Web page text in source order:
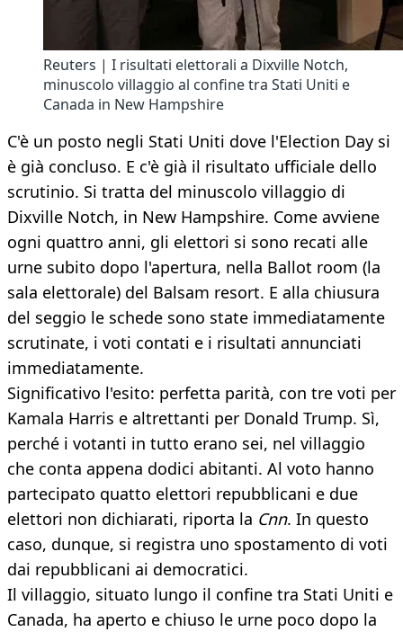
Reuters | I risultati elettorali a Dixville Notch,
minuscolo villaggio al confine tra Stati Uniti e
Canada in New Hampshire
C'è un posto negli Stati Uniti dove l'Election Day si
è già concluso. E c'è già il risultato ufficiale dello
scrutinio. Si tratta del minuscolo villaggio di
Dixville Notch, in New Hampshire. Come avviene
ogni quattro anni, gli elettori si sono recati alle
urne subito dopo l'apertura, nella Ballot room (la
sala elettorale) del Balsam resort. E alla chiusura
del seggio le schede sono state immediatamente
scrutinate, i voti contati e i risultati annunciati
immediatamente.
Significativo l'esito: perfetta parità, con tre voti per
Kamala Harris e altrettanti per Donald Trump. Sì,
perché i votanti in tutto erano sei, nel villaggio
che conta appena dodici abitanti. Al voto hanno
partecipato quatto elettori repubblicani e due
elettori non dichiarati, riporta la Cnn. In questo
caso, dunque, si registra uno spostamento di voti
dai repubblicani ai democratici.
Il villaggio, situato lungo il confine tra Stati Uniti e
Canada, ha aperto e chiuso le urne poco dopo la